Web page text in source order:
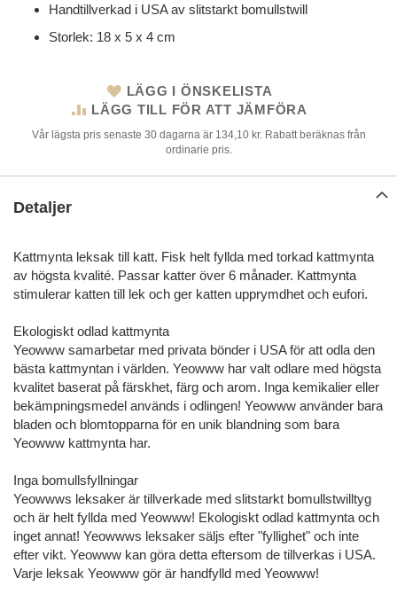
Handtillverkad i USA av slitstarkt bomullstwill
Storlek: 18 x 5 x 4 cm
LÄGG I ÖNSKELISTA
LÄGG TILL FÖR ATT JÄMFÖRA
Vår lägsta pris senaste 30 dagarna är 134,10 kr. Rabatt beräknas från
ordinarie pris.
Detaljer
Kattmynta leksak till katt. Fisk helt fyllda med torkad kattmynta
av högsta kvalité. Passar katter över 6 månader. Kattmynta
stimulerar katten till lek och ger katten upprymdhet och eufori.
Ekologiskt odlad kattmynta
Yeowww samarbetar med privata bönder i USA för att odla den
bästa kattmyntan i världen. Yeowww har valt odlare med högsta
kvalitet baserat på färskhet, färg och arom. Inga kemikalier eller
bekämpningsmedel används i odlingen! Yeowww använder bara
bladen och blomtopparna för en unik blandning som bara
Yeowww kattmynta har.
Inga bomullsfyllningar
Yeowwws leksaker är tillverkade med slitstarkt bomullstwilltyg
och är helt fyllda med Yeowww! Ekologiskt odlad kattmynta och
inget annat! Yeowwws leksaker säljs efter "fyllighet" och inte
efter vikt. Yeowww kan göra detta eftersom de tillverkas i USA.
Varje leksak Yeowww gör är handfylld med Yeowww!